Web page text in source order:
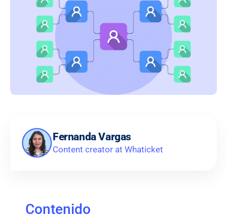
Fernanda Vargas
Content creator at Whaticket
Contenido